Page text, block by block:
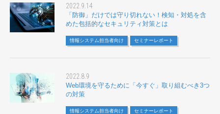
2022.9.14
「防御」だけでは守り切れない！検知・対処を含
めた包括的なセキュリティ対策とは
情報システム担当者向け セミナーレポート
2022.8.9
Web環境を守るために「今すぐ」取り組むべき3つ
の対策
情報システム担当者向け セミナーレポート